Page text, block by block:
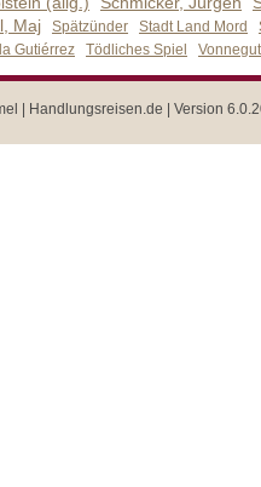
Maj Spätzünder Stadt Land Mord
Gutiérrez Tödliches Spiel
| Handlungsreisen.de | Version